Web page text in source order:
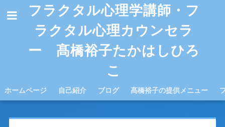
フラクタル心理学講師・フ
ラクタル心理カウンセラ
ー 髙橋裕子たかはしひろ
こ
ホームページ 自己紹介 ブログ 髙橋裕子の提供メニュー